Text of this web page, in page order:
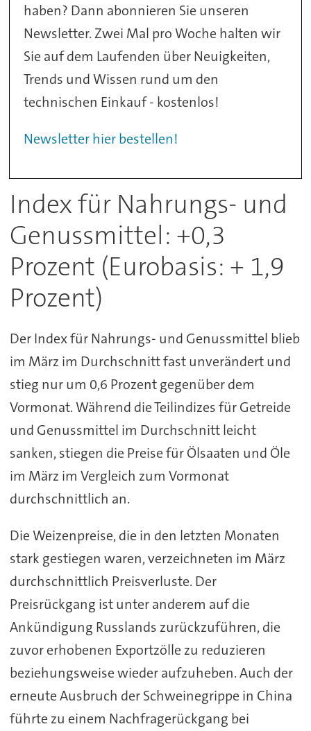
haben? Dann abonnieren Sie unseren
Newsletter. Zwei Mal pro Woche halten wir
Sie auf dem Laufenden über Neuigkeiten,
Trends und Wissen rund um den
technischen Einkauf - kostenlos!
Newsletter hier bestellen!
Index für Nahrungs- und
Genussmittel: +0,3
Prozent (Eurobasis: + 1,9
Prozent)
Der Index für Nahrungs- und Genussmittel blieb
im März im Durchschnitt fast unverändert und
stieg nur um 0,6 Prozent gegenüber dem
Vormonat. Während die Teilindizes für Getreide
und Genussmittel im Durchschnitt leicht
sanken, stiegen die Preise für Ölsaaten und Öle
im März im Vergleich zum Vormonat
durchschnittlich an.
Die Weizenpreise, die in den letzten Monaten
stark gestiegen waren, verzeichneten im März
durchschnittlich Preisverluste. Der
Preisrückgang ist unter anderem auf die
Ankündigung Russlands zurückzuführen, die
zuvor erhobenen Exportzölle zu reduzieren
beziehungsweise wieder aufzuheben. Auch der
erneute Ausbruch der Schweinegrippe in China
führte zu einem Nachfragerückgang bei